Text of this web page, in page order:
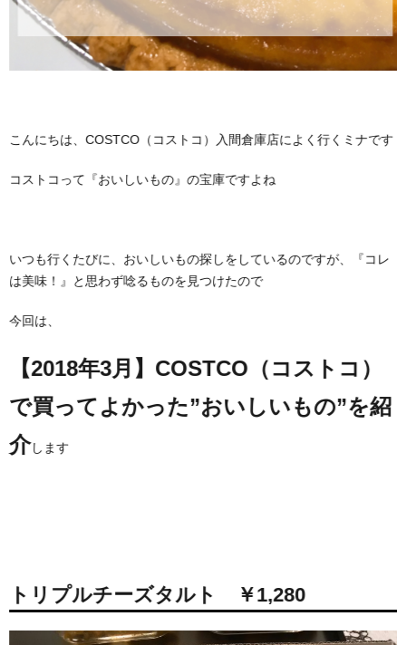
こんにちは、COSTCO（コストコ）入間倉庫店によく行くミナです
コストコって『おいしいもの』の宝庫ですよね
いつも行くたびに、おいしいもの探しをしているのですが、『コレ
は美味！』と思わず唸るものを見つけたので
今回は、
【2018年3月】COSTCO（コストコ）
で買ってよかった”おいしいもの”を紹
介します
トリプルチーズタルト ￥1,280